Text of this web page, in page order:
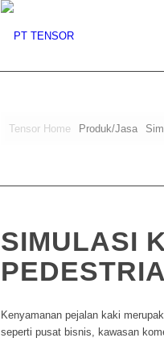
Tensor Home Produk/Jasa
SIMULASI
Kenyamanan pejalan kaki
seperti pusat bisnis, kawasan